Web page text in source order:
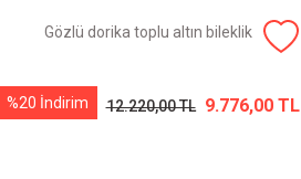
Gözlü dorika toplu altın bileklik
%20 İndirim 12.220,00 TL 9.776,00 TL